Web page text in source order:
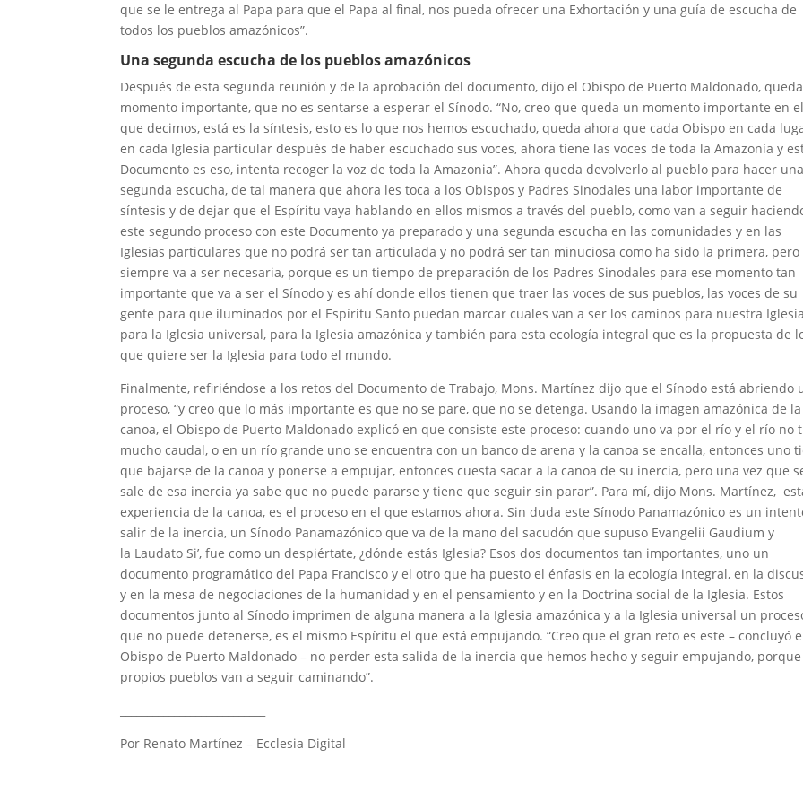
que se le entrega al Papa para que el Papa al final, nos pueda ofrecer una Exhortación y una guía de escucha de
todos los pueblos amazónicos”.
Una segunda escucha de los pueblos amazónicos
Después de esta segunda reunión y de la aprobación del documento, dijo el Obispo de Puerto Maldonado,
momento importante, que no es sentarse a esperar el Sínodo. “No, creo que queda un momento importante en el
que decimos, está es la síntesis, esto es lo que nos hemos escuchado, queda ahora que cada Obispo en cada
en cada Iglesia particular después de haber escuchado sus voces, ahora tiene las voces de toda la Amazonía y
Documento es eso, intenta recoger la voz de toda la Amazonia”. Ahora queda devolverlo al pueblo para hacer una
segunda escucha, de tal manera que ahora les toca a los Obispos y Padres Sinodales una labor importante de
síntesis y de dejar que el Espíritu vaya hablando en ellos mismos a través del pueblo, como van a seguir
este segundo proceso con este Documento ya preparado y una segunda escucha en las comunidades y en las
Iglesias particulares que no podrá ser tan articulada y no podrá ser tan minuciosa como ha sido la primera, pero
siempre va a ser necesaria, porque es un tiempo de preparación de los Padres Sinodales para ese momento tan
importante que va a ser el Sínodo y es ahí donde ellos tienen que traer las voces de sus pueblos, las voces de su
gente para que iluminados por el Espíritu Santo puedan marcar cuales van a ser los caminos para nuestra
para la Iglesia universal, para la Iglesia amazónica y también para esta ecología integral que es la propuesta de
que quiere ser la Iglesia para todo el mundo.
Finalmente, refiriéndose a los retos del Documento de Trabajo, Mons. Martínez dijo que el Sínodo está abriendo
proceso, “y creo que lo más importante es que no se pare, que no se detenga. Usando la imagen amazónica de la
canoa, el Obispo de Puerto Maldonado explicó en que consiste este proceso: cuando uno va por el río y el río no
mucho caudal, o en un río grande uno se encuentra con un banco de arena y la canoa se encalla, entonces uno
que bajarse de la canoa y ponerse a empujar, entonces cuesta sacar a la canoa de su inercia, pero una vez que
sale de esa inercia ya sabe que no puede pararse y tiene que seguir sin parar”. Para mí, dijo Mons. Martínez,
experiencia de la canoa, es el proceso en el que estamos ahora. Sin duda este Sínodo Panamazónico es un
salir de la inercia, un Sínodo Panamazónico que va de la mano del sacudón que supuso Evangelii Gaudium y
la Laudato Si’, fue como un despiértate, ¿dónde estás Iglesia? Esos dos documentos tan importantes, uno un
documento programático del Papa Francisco y el otro que ha puesto el énfasis en la ecología integral, en la
y en la mesa de negociaciones de la humanidad y en el pensamiento y en la Doctrina social de la Iglesia. Estos
documentos junto al Sínodo imprimen de alguna manera a la Iglesia amazónica y a la Iglesia universal un
que no puede detenerse, es el mismo Espíritu el que está empujando. “Creo que el gran reto es este – concluyó
Obispo de Puerto Maldonado – no perder esta salida de la inercia que hemos hecho y seguir empujando, porque
propios pueblos van a seguir caminando”.
Por Renato Martínez – Ecclesia Digital